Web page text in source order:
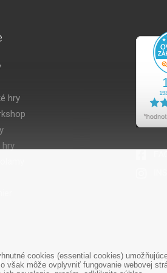
hry
hry
948 188 211
cookies (essential cookies)
však môže ovplyvniť fungovanie webovej